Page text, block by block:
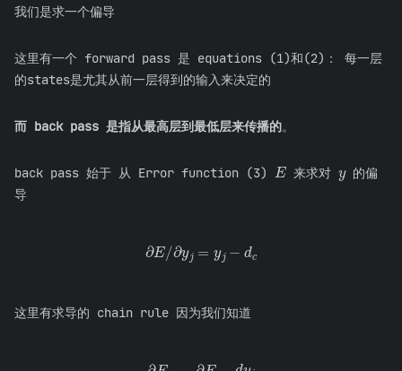
我们是求一个偏导
这里有一个 forward pass 是 equations (1)和(2)： 每一层
的states是尤其从前一层得到的输入来决定的
而 back pass 是指从最高层到最低层来传播的。
back pass 始于 从 Error function (3)
E
来求对
的偏
导
∂ yj yj d
这里有求导的 chain rule 因为我们知道